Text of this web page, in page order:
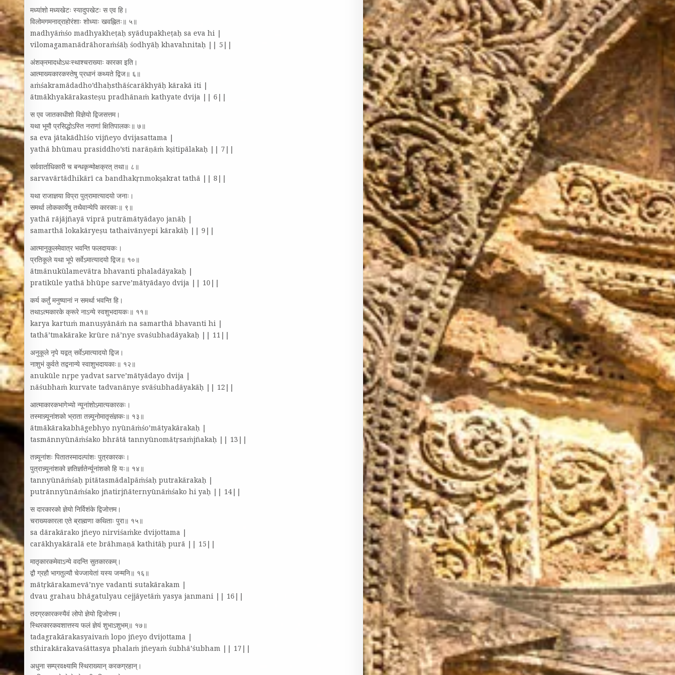
मध्यांशो मध्यखेटः स्यादुपखेटः स एव हि।
विलोमगमनाद्राहोरंशाः शोध्याः खवह्नितः॥ ५॥
madhyāṁśo madhyakheṭaḥ syādupakheṭaḥ sa eva hi |
vilomagamanādrāhoraṁśāḥ śodhyāḥ khavahnitaḥ || 5||
अंशक्रमादधोऽधःस्थाश्चराख्याः कारका इति।
आत्माख्यकारकस्तेषु प्रधानं कथ्यते द्विज॥ ६॥
aṁśakramādadho’dhaḥsthāścarākhyāḥ kārakā iti |
ātmākhyakārakasteṣu pradhānaṁ kathyate dvija || 6||
स एव जातकाधीशो विज्ञेयो द्विजसत्तम।
यथा भूमौ प्रसिद्धोऽस्ति नराणां क्षितिपालकः॥ ७॥
sa eva jātakādhīśo vijñeyo dvijasattama |
yathā bhūmau prasiddho’sti narāṇāṁ kṣitipālakaḥ || 7||
सर्ववार्ताधिकारी च बन्धकृन्मोक्षक्रत्‌ तथा॥ ८॥
sarvavārtādhikārī ca bandhakṛnmokṣakrat tathā || 8||
यथा राजाज्ञया विप्रा पुत्रामात्यादयो जनाः।
समर्था लोककार्येषु तथैवान्येपि कारकाः॥ ९॥
yathā rājājñayā viprā putrāmātyādayo janāḥ |
samarthā lokakāryeṣu tathaivānyepi kārakāḥ || 9||
आत्मानुकूलमेवात्र भवन्ति फलदायकः।
प्रतिकूले यथा भूपे सर्वेऽमात्यादयो द्विज॥ १०॥
ātmānukūlamevātra bhavanti phaladāyakaḥ |
pratikūle yathā bhūpe sarve’mātyādayo dvija || 10||
कर्य कर्तुं मनुष्यानां न समर्था भवन्ति हि।
तथाऽत्मकारके क्रूरे नाऽन्ये स्वशुभदायकः॥ ११॥
karya kartuṁ manuṣyānāṁ na samarthā bhavanti hi |
tathā’tmakārake krūre nā’nye svaśubhadāyakaḥ || 11||
अनुकूले नृपे यद्वत्‌ सर्वेऽमात्यादयो द्विज।
नाशुभं कुर्वते तद्वनान्ये स्वाशुभदायकाः॥ १२॥
anukūle nṛpe yadvat sarve’mātyādayo dvija |
nāśubhaṁ kurvate tadvanānye svāśubhadāyakāḥ || 12||
आत्माकारकभागेभ्यो न्यूनांशोऽमात्यकारकः।
तस्मान्न्यूनांशको भ्राता तन्न्यूनोमातृसंज्ञकः॥ १३॥
ātmākārakabhāgebhyo nyūnāṁśo’mātyakārakaḥ |
tasmānnyūnāṁśako bhrātā tannyūnomātṛsaṁjñakaḥ || 13||
तन्न्यूनांशः पितातस्मादल्पांशः पुत्रकारकः।
पुत्रान्न्यूनांशको ज्ञतिर्ज्ञातेर्न्यूनांशको हि यः॥ १४॥
tannyūnāṁśaḥ pitātasmādalpāṁśaḥ putrakārakaḥ |
putrānnyūnāṁśako jñatirjñāternyūnāṁśako hi yaḥ || 14||
स दारकारको ज्ञेयो निर्विशंके द्विजोत्तम।
चराख्यकारला एते ब्राह्मणा कथिताः पुरा॥ १५॥
sa dārakārako jñeyo nirviśaṁke dvijottama |
carākhyakāralā ete brāhmaṇā kathitāḥ purā || 15||
मातृकारकमेवाऽन्ये वदन्ति सुतकारकम्‌।
द्वौ ग्रहौ भागतुल्यौ चेज्जायेतां यस्य जन्मनि॥ १६॥
mātṛkārakamevā’nye vadanti sutakārakam |
dvau grahau bhāgatulyau cejjāyetāṁ yasya janmani || 16||
तदग्रकारकस्यैवं लोपो ज्ञेयो द्विजोत्तम।
स्थिरकारकवशात्तस्य फलं ज्ञेयं शुभाऽशुभम्‌॥ १७॥
tadagrakārakasyaivaṁ lopo jñeyo dvijottama |
sthirakārakavaśāttasya phalaṁ jñeyaṁ śubhā’śubham || 17||
अधुना सम्प्रवक्ष्यामि स्थिराख्यान्‌ करकग्रहान्‌।